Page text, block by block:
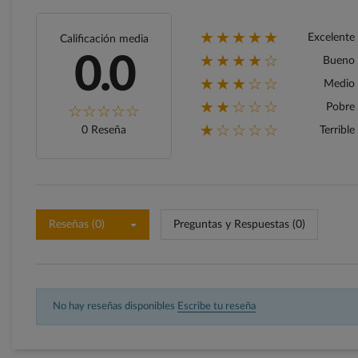
Calificación media
0.0
0 Reseña
★★★★★ Excelente
★★★★☆ Bueno
★★★☆☆ Medio
★★☆☆☆ Pobre
★☆☆☆☆ Terrible
Reseñas (0) Preguntas y Respuestas (0)
No hay reseñas disponibles Escribe tu reseña